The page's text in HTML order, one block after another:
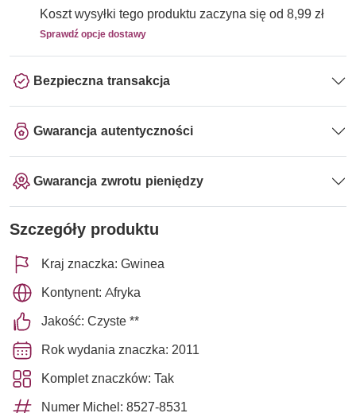
Koszt wysyłki tego produktu zaczyna się od 8,99 zł
Sprawdź opcje dostawy
Bezpieczna transakcja
Gwarancja autentyczności
Gwarancja zwrotu pieniędzy
Szczegóły produktu
Kraj znaczka: Gwinea
Kontynent: Afryka
Jakość: Czyste **
Rok wydania znaczka: 2011
Komplet znaczków: Tak
Numer Michel: 8527-8531